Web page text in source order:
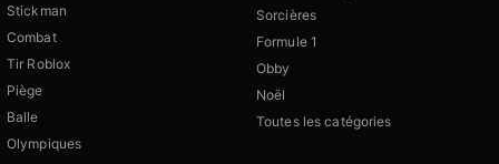
Stickman
Combat
Tir Roblox
Piège
Balle
Olympiques
Sorcières
Formule 1
Obby
Noël
Toutes les catégories